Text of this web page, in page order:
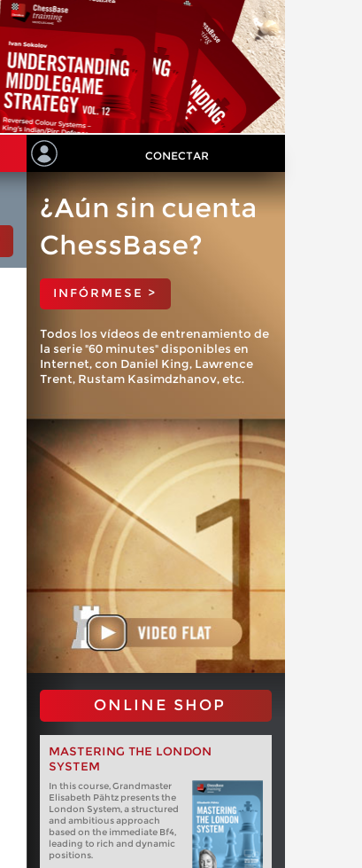
CONECTAR
¿Aún sin cuenta
ChessBase?
INFÓRMESE >
Todos los vídeos de entrenamiento de
la serie "60 minutes" disponibles en
Internet, con Daniel King, Lawrence
Trent, Rustam Kasimdzhanov, etc.
ONLINE SHOP
MASTERING THE LONDON
SYSTEM
In this course, Grandmaster
Elisabeth Pähtz presents the
London System, a structured
and ambitious approach
based on the immediate Bf4,
leading to rich and dynamic
positions.